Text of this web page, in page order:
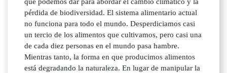
que podemos dar para abordar el cambio climático y la
pérdida de biodiversidad. El sistema alimentario actual
no funciona para todo el mundo. Desperdiciamos casi
un tercio de los alimentos que cultivamos, pero casi una
de cada diez personas en el mundo pasa hambre.
Mientras tanto, la forma en que producimos alimentos
está degradando la naturaleza. En lugar de manipular la